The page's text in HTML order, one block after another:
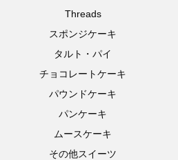
Threads
スポンジケーキ
タルト・パイ
チョコレートケーキ
パウンドケーキ
パンケーキ
ムースケーキ
その他スイーツ